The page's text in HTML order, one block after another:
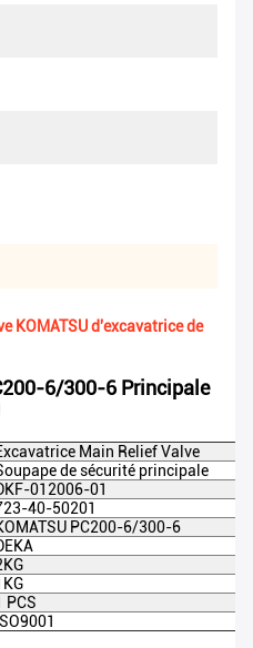
KOMATSU d'excavatrice de
6/300-6 Principale
Main Relief Valve
de sécurité principale
012006-01
40-50201
PC200-6/300-6
PCS
ISO9001